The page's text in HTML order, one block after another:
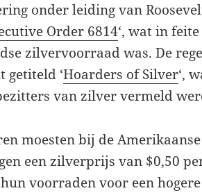
onder leiding van
Order 6814‘, wat in
zilvervoorraad was. De
getiteld ‘Hoarders of Silver‘,
van zilver vermeld
moesten bij de
een zilverprijs van $0,50
voorraden voor een